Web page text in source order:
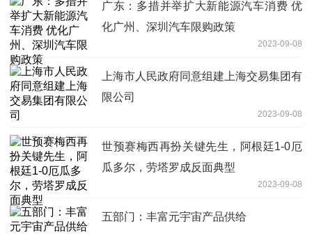
广东：多措并举扩大新能源汽车消费 优
化广州、深圳汽车限购政策
2023-09-08
上海市人民政府同意组建上海交易集团有
限公司
2023-09-08
世预赛梅西再扮关键先生，阿根廷1-0厄
瓜多尔，劳塔罗成反面典型
2023-09-08
五部门：丰富元宇宙产品供给